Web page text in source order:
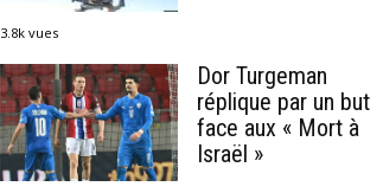
3.8k vues
Dor Turgeman
réplique par un but
face aux « Mort à
Israël »